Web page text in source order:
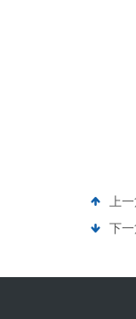
上
下